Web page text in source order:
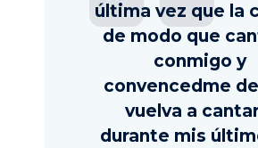
última vez que la
de modo que
conmigo y
convencedme
vuelva a
durante mis